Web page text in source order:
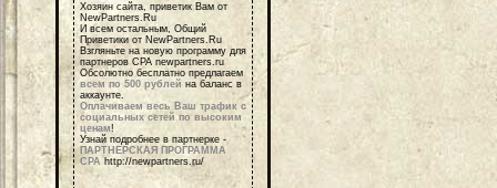
Хозяин сайта, приветик Вам от
NewPartners.Ru
И всем остальным, Общий
Приветики от NewPartners.Ru
Взгляньте на новую программу для
партнеров СРА newpartners.ru
Обсолютно бесплатно предлагаем
всем по 500 рублей на баланс в
аккаунте.
Оплачиваем весь Ваш трафик с
социальных сетей по высоким
ценам!
Узнай подробнее в партнерке -
ПАРТНЕРСКАЯ ПРОГРАММА
СРА http://newpartners.ru/